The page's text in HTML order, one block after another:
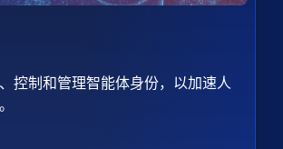
控制和管理智能体身份，以加速人